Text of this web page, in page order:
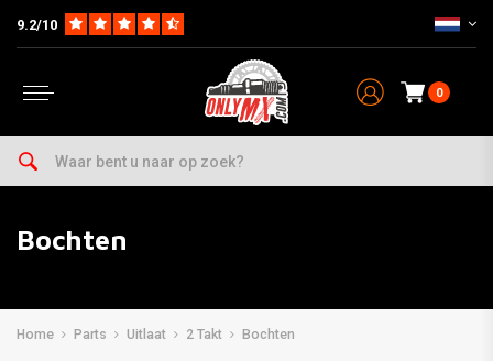
9.2/10
0
Bochten
Home Parts Uitlaat 2 Takt Bochten